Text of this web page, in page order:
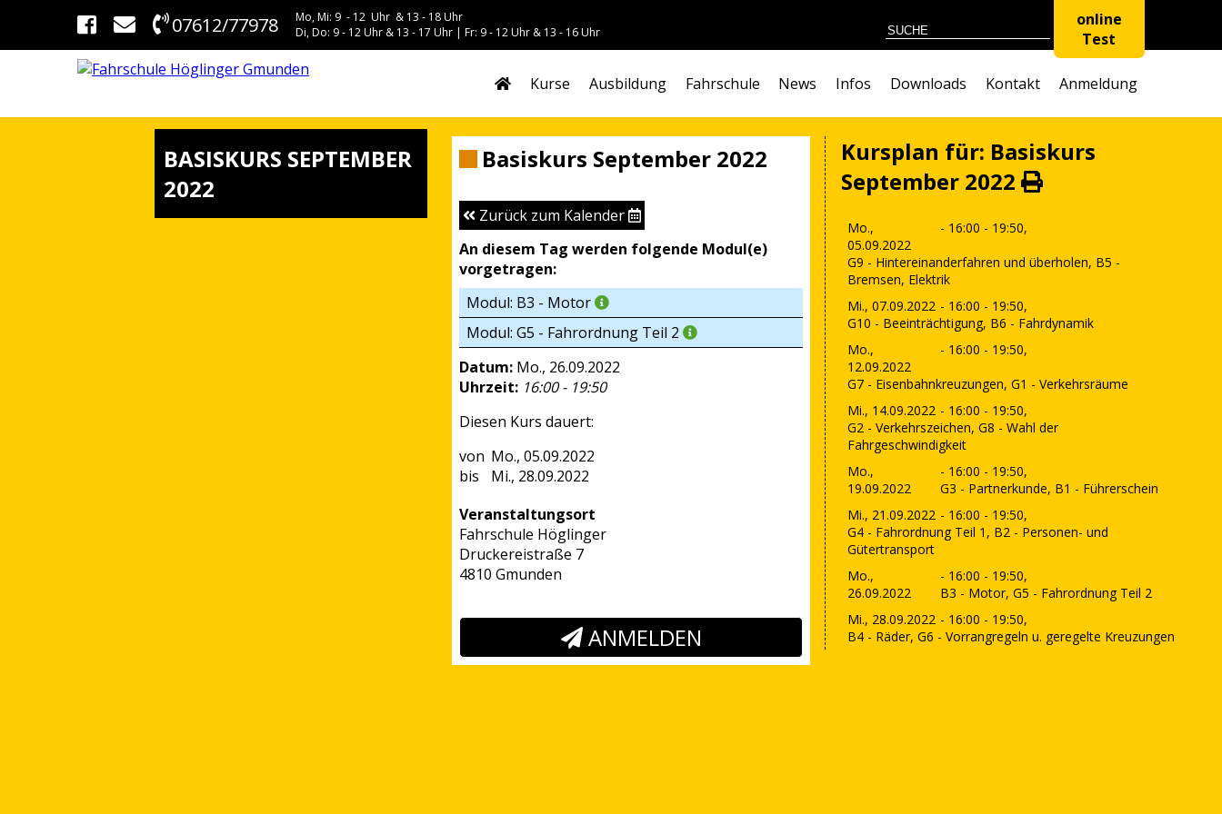
07612/77978
Mo, Mi: 9 - 12 Uhr & 13 - 18 Uhr
Di, Do: 9 - 12 Uhr & 13 - 17 Uhr | Fr: 9 - 12 Uhr & 13 - 16 Uhr
online
Test
Kurse Ausbildung Fahrschule News Infos Downloads Kontakt Anmeldung
BASISKURS SEPTEMBER
2022
Basiskurs September 2022
Zurück zum Kalender
An diesem Tag werden folgende Modul(e)
vorgetragen:
Modul: B3 - Motor
Modul: G5 - Fahrordnung Teil 2
Datum: Mo., 26.09.2022
Uhrzeit: 16:00 - 19:50
Diesen Kurs dauert:
Mo., 05.09.2022
Mi., 28.09.2022
Veranstaltungsort
Fahrschule Höglinger
Druckereistraße 7
4810 Gmunden
ANMELDEN
Kursplan für: Basiskurs
September 2022
Mo.,
05.09.2022
- 16:00 - 19:50,
G9 - Hintereinanderfahren und überholen, B5 -
Bremsen, Elektrik
Mi., 07.09.2022 - 16:00 - 19:50,
G10 - Beeinträchtigung, B6 - Fahrdynamik
Mo.,
12.09.2022
- 16:00 - 19:50,
G7 - Eisenbahnkreuzungen, G1 - Verkehrsräume
Mi., 14.09.2022 - 16:00 - 19:50,
G2 - Verkehrszeichen, G8 - Wahl der
Fahrgeschwindigkeit
Mo.,
19.09.2022
- 16:00 - 19:50,
G3 - Partnerkunde, B1 - Führerschein
Mi., 21.09.2022 - 16:00 - 19:50,
G4 - Fahrordnung Teil 1, B2 - Personen- und
Gütertransport
Mo.,
26.09.2022
- 16:00 - 19:50,
B3 - Motor, G5 - Fahrordnung Teil 2
Mi., 28.09.2022 - 16:00 - 19:50,
B4 - Räder, G6 - Vorrangregeln u. geregelte Kreuzungen